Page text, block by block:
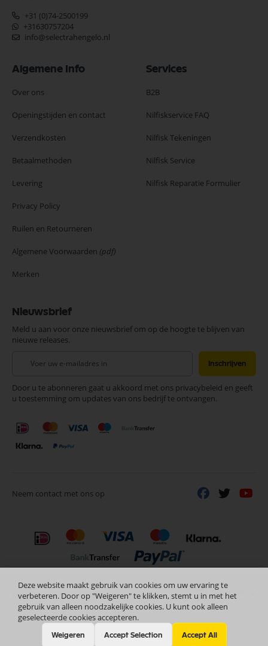
+31 (0)74-2500199
+31630757204
info@selectrahengelo.nl
Algemene Info
Over ons
Openingstijden en contact
Verzendkosten
Betaalmethoden
Levering
Privacy Policy
Ruilen en Retourneren
Algemene Voorwaarden (pdf)
Merken
Services
B2B
Nilfiskservice FAQ
Nilfisk Tekeningen
Nilfisk Service
Nilfisk Reparatie Formulier
Nieuwsbrief
Meld u aan voor onze nieuwsbrief om op de hoogte te blijven van
nieuwe releases.
onze
nieuwsbrief
Inschrijven
Door u te abonneren gaat u akkoord met ons privacybeleid en geeft
u toestemming om updates van ons bedrijf te ontvangen.
Neem contact met ons op
Deze website maakt gebruik van cookies om uw ervaring te
verbeteren. Door op "Weigeren" te klikken, stemt u in met het
gebruik van alleen noodzakelijke cookies. U kunt ook alleen
geselecteerde cookies accepteren.
Weigeren Accept Selection Accept All
Copyright © 2024 Selectra Hengelo Nederlands